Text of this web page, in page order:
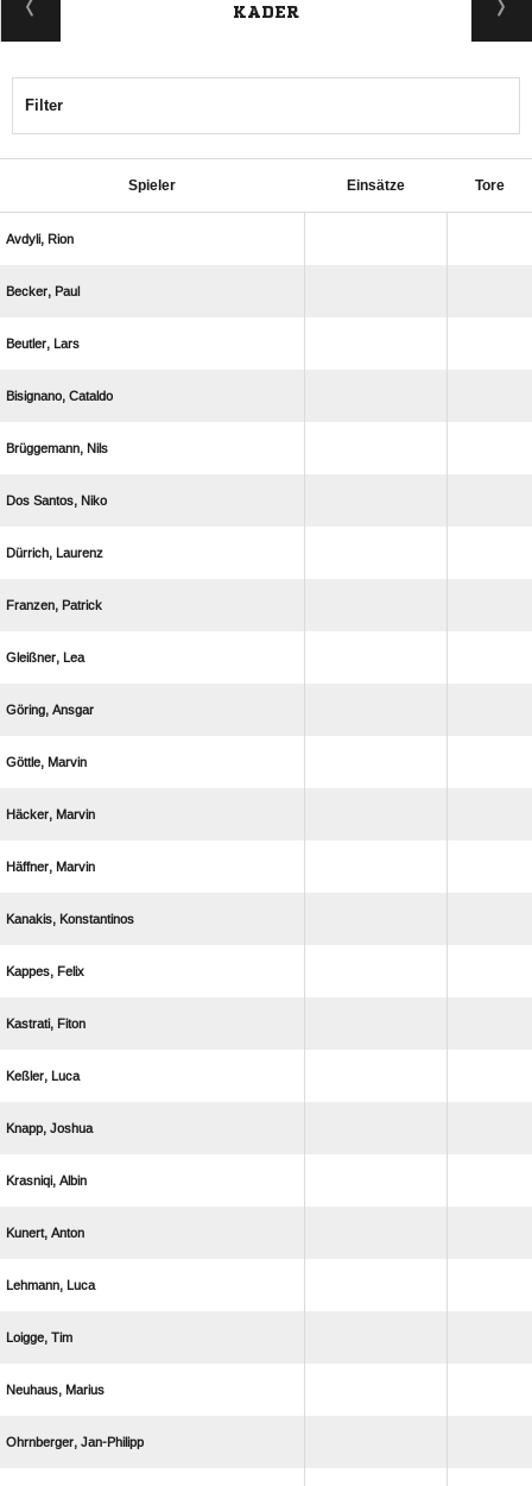
KADER
Filter
Spieler Einsätze Tore
 
 
 
 
 
  
 
 
 
 
 
 
 
 
 
 
 
 
 
 
 
 
 
 